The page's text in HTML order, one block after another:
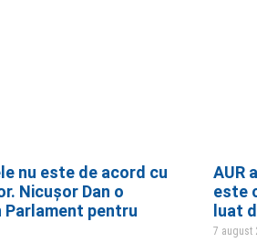
nu este de acord cu
Nicușor Dan o
pentru
AUR
este
luat
7 august